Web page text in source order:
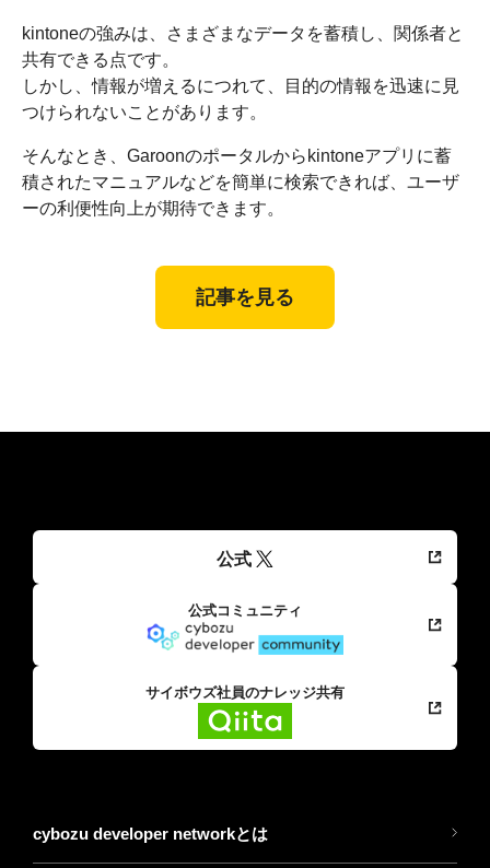
kintoneの強みは、さまざまなデータを蓄積し、関係者と
共有できる点です。
しかし、情報が増えるにつれて、目的の情報を迅速に見
つけられないことがあります。
そんなとき、Garoonのポータルからkintoneアプリに蓄
積されたマニュアルなどを簡単に検索できれば、ユーザ
ーの利便性向上が期待できます。
記事を見る
公式
公式コミュニティ
サイボウズ社員のナレッジ共有
cybozu developer networkとは